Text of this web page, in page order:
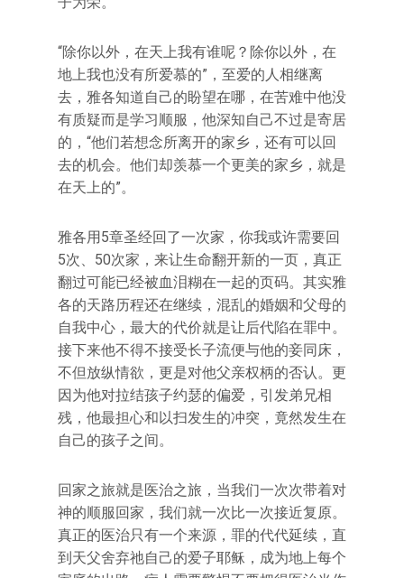
“除你以外，在天上我有谁呢？除你以外，在
地上我也没有所爱慕的”，至爱的人相继离
去，雅各知道自己的盼望在哪，在苦难中他没
有质疑而是学习顺服，他深知自己不过是寄居
的，“他们若想念所离开的家乡，还有可以回
去的机会。他们却羡慕一个更美的家乡，就是
在天上的”。
雅各用5章圣经回了一次家，你我或许需要回
5次、50次家，来让生命翻开新的一页，真正
翻过可能已经被血泪糊在一起的页码。其实雅
各的天路历程还在继续，混乱的婚姻和父母的
自我中心，最大的代价就是让后代陷在罪中。
接下来他不得不接受长子流便与他的妾同床，
不但放纵情欲，更是对他父亲权柄的否认。更
因为他对拉结孩子约瑟的偏爱，引发弟兄相
残，他最担心和以扫发生的冲突，竟然发生在
自己的孩子之间。
回家之旅就是医治之旅，当我们一次次带着对
神的顺服回家，我们就一次比一次接近复原。
真正的医治只有一个来源，罪的代代延续，直
到天父舍弃祂自己的爱子耶稣，成为地上每个